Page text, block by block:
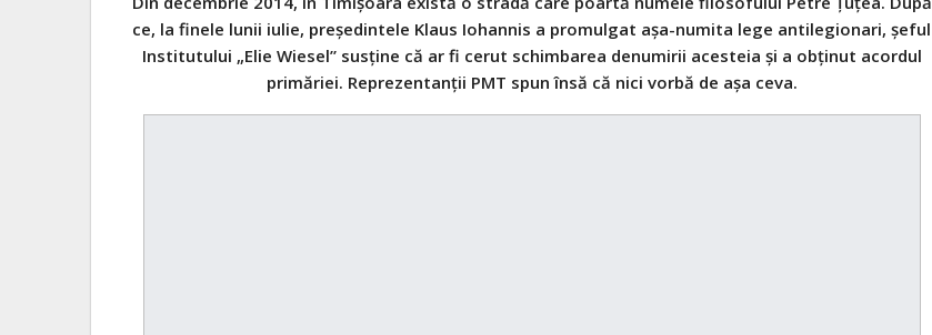
ce, la finele lunii iulie, președintele Klaus Iohannis a promulgat așa-numita lege antilegionari, șeful
Institutului „Elie Wiesel” susține că ar fi cerut schimbarea denumirii acesteia și a obținut acordul
primăriei. Reprezentanții PMT spun însă că nici vorbă de așa ceva.